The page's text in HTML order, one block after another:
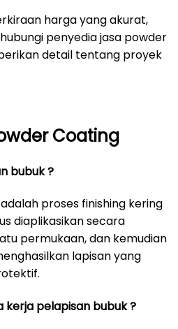
harga yang akurat,
penyedia jasa powder
detail tentang proyek
Coating
bubuk ?
proses finishing kering
diaplikasikan secara
permukaan, dan kemudian
lapisan yang
kerja pelapisan bubuk ?